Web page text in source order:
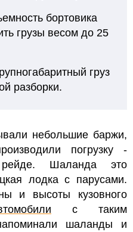
бортовика
грузы весом до 25
груз
разборки.
небольшие баржи,
погрузку -
Шаланда это
лодка с парусами.
и высоты кузовного
с таким
шаланды и